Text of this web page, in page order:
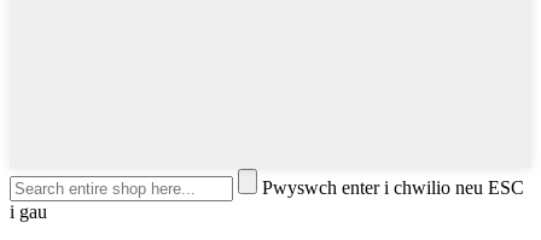
Pwyswch enter i chwilio neu ESC
i gau